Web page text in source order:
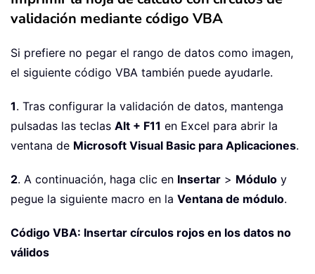
validación mediante código VBA
Si prefiere no pegar el rango de datos como imagen,
el siguiente código VBA también puede ayudarle.
1. Tras configurar la validación de datos, mantenga
pulsadas las teclas Alt + F11 en Excel para abrir la
ventana de Microsoft Visual Basic para Aplicaciones.
2. A continuación, haga clic en Insertar > Módulo y
pegue la siguiente macro en la Ventana de módulo.
Código VBA: Insertar círculos rojos en los datos no
válidos